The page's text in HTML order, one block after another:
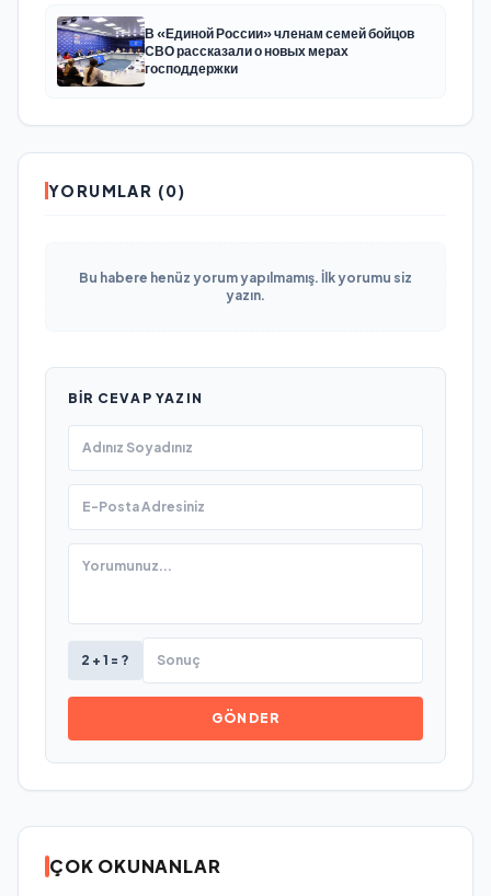
В «Единой России» членам семей бойцов
СВО рассказали о новых мерах
господдержки
YORUMLAR (0)
Bu habere henüz yorum yapılmamış. İlk yorumu siz
yazın.
BIR CEVAP YAZIN
2 + 1 = ?
GÖNDER
ÇOK OKUNANLAR